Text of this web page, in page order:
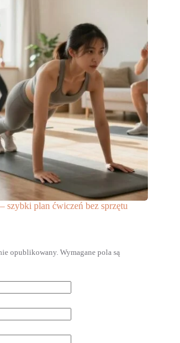
szybki plan ćwiczeń bez sprzętu
opublikowany. Wymagane pola są